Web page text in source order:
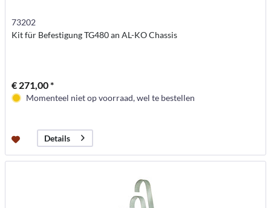
73202
Kit für Befestigung TG480 an AL-KO Chassis
€ 271,00 *
Momenteel niet op voorraad, wel te bestellen
Details